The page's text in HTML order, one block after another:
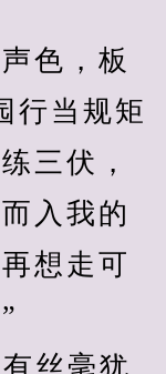
色，板
行当规矩
三伏，
入我的
想走可
丝毫犹